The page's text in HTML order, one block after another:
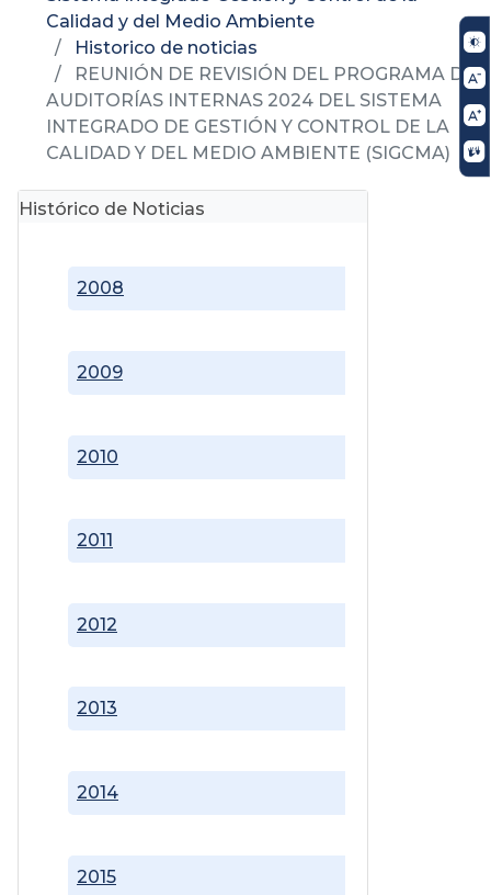
Calidad y del Medio Ambiente
Historico de noticias
REUNIÓN DE REVISIÓN DEL PROGRAMA DE
AUDITORÍAS INTERNAS 2024 DEL SISTEMA
INTEGRADO DE GESTIÓN Y CONTROL DE LA
CALIDAD Y DEL MEDIO AMBIENTE (SIGCMA)
Histórico de Noticias
2008
2009
2010
2011
2012
2013
2014
2015